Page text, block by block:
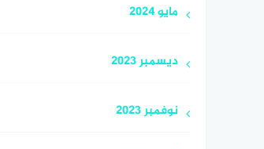
مايو 2024
ديسمبر 2023
نوفمبر 2023